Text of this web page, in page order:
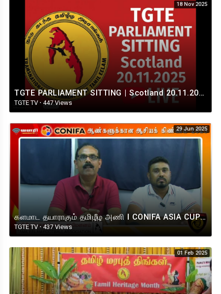
18 Nov 2025
TGTE PARLIAMENT SITTING | Scotland 20.11.2025
TGTE TV · 447 Views
29 Jun 2025
களமாட தயாராகும் தமிழீழ அணி I CONIFA ASIA CUP 2025
TGTE TV · 437 Views
01 Feb 2025